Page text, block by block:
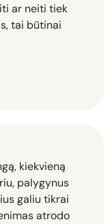
ar neiti tiek
tai būtinai
kiekvieną
palygynus
galiu tikrai
atrodo